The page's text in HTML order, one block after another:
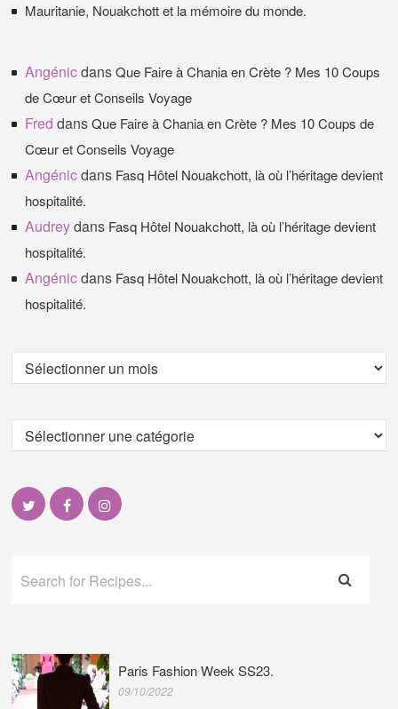
Mauritanie, Nouakchott et la mémoire du monde.
AngénicdansQue Faire à Chania en Crète ? Mes 10 Coups
de Cœur et Conseils Voyage
Fred dansQue Faire à Chania en Crète ? Mes 10 Coups de
Cœur et Conseils Voyage
Angénicdans Fasq Hôtel Nouakchott, là où l’héritage devient
hospitalité.
Audreydans Fasq Hôtel Nouakchott, là où l’héritage devient
hospitalité.
Angénicdans Fasq Hôtel Nouakchott, là où l’héritage devient
hospitalité.
Paris Fashion Week SS23.
09/10/2022